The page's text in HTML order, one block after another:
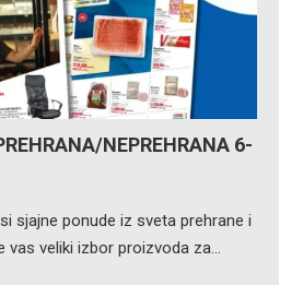
NEPREHRANA 6-
sjajne ponude iz sveta prehrane i
vas veliki izbor proizvoda za…